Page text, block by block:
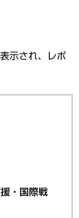
示され、レポ
・国際戦